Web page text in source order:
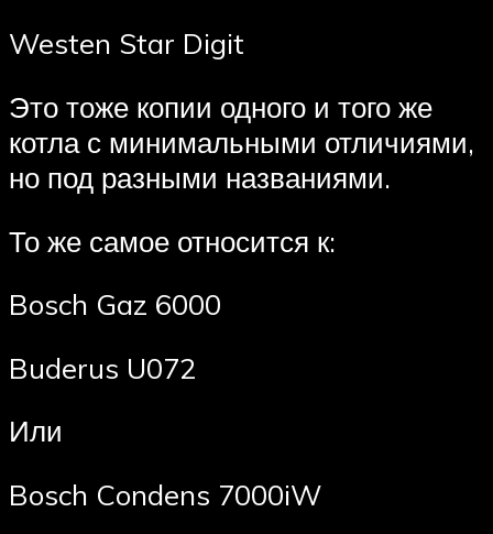
Westen Star Digit
Это тоже копии одного и того же
котла с минимальными отличиями,
но под разными названиями.
То же самое относится к:
Bosch Gaz 6000
Buderus U072
Или
Bosch Condens 7000iW